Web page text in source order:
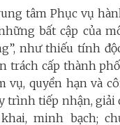
tâm Phục vụ
bất cập của
như thiếu tính
trách cấp thành
vụ, quyền hạn và
trình tiếp nhận, giải
minh bạch;